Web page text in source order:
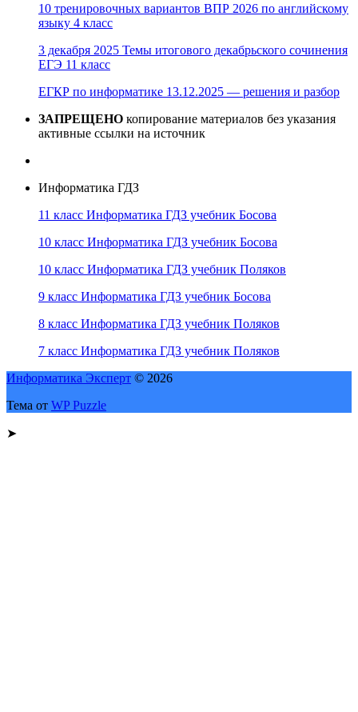
10 тренировочных вариантов ВПР 2026 по английскому
языку 4 класс
3 декабря 2025 Темы итогового декабрьского сочинения
ЕГЭ 11 класс
ЕГКР по информатике 13.12.2025 — решения и разбор
ЗАПРЕЩЕНО копирование материалов без указания
активные ссылки на источник
Информатика ГДЗ
11 класс Информатика ГДЗ учебник Босова
10 класс Информатика ГДЗ учебник Босова
10 класс Информатика ГДЗ учебник Поляков
9 класс Информатика ГДЗ учебник Босова
8 класс Информатика ГДЗ учебник Поляков
7 класс Информатика ГДЗ учебник Поляков
Информатика Эксперт © 2026
Тема от WP Puzzle
➤